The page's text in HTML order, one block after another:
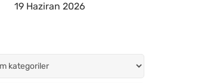
19 Haziran 2026